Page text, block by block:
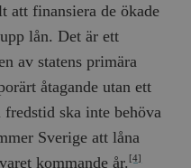
att finansiera de ökade
lån. Det är ett
av statens primära
åtagande utan ett
ska inte behöva
Sverige att låna
kommande år. [4]